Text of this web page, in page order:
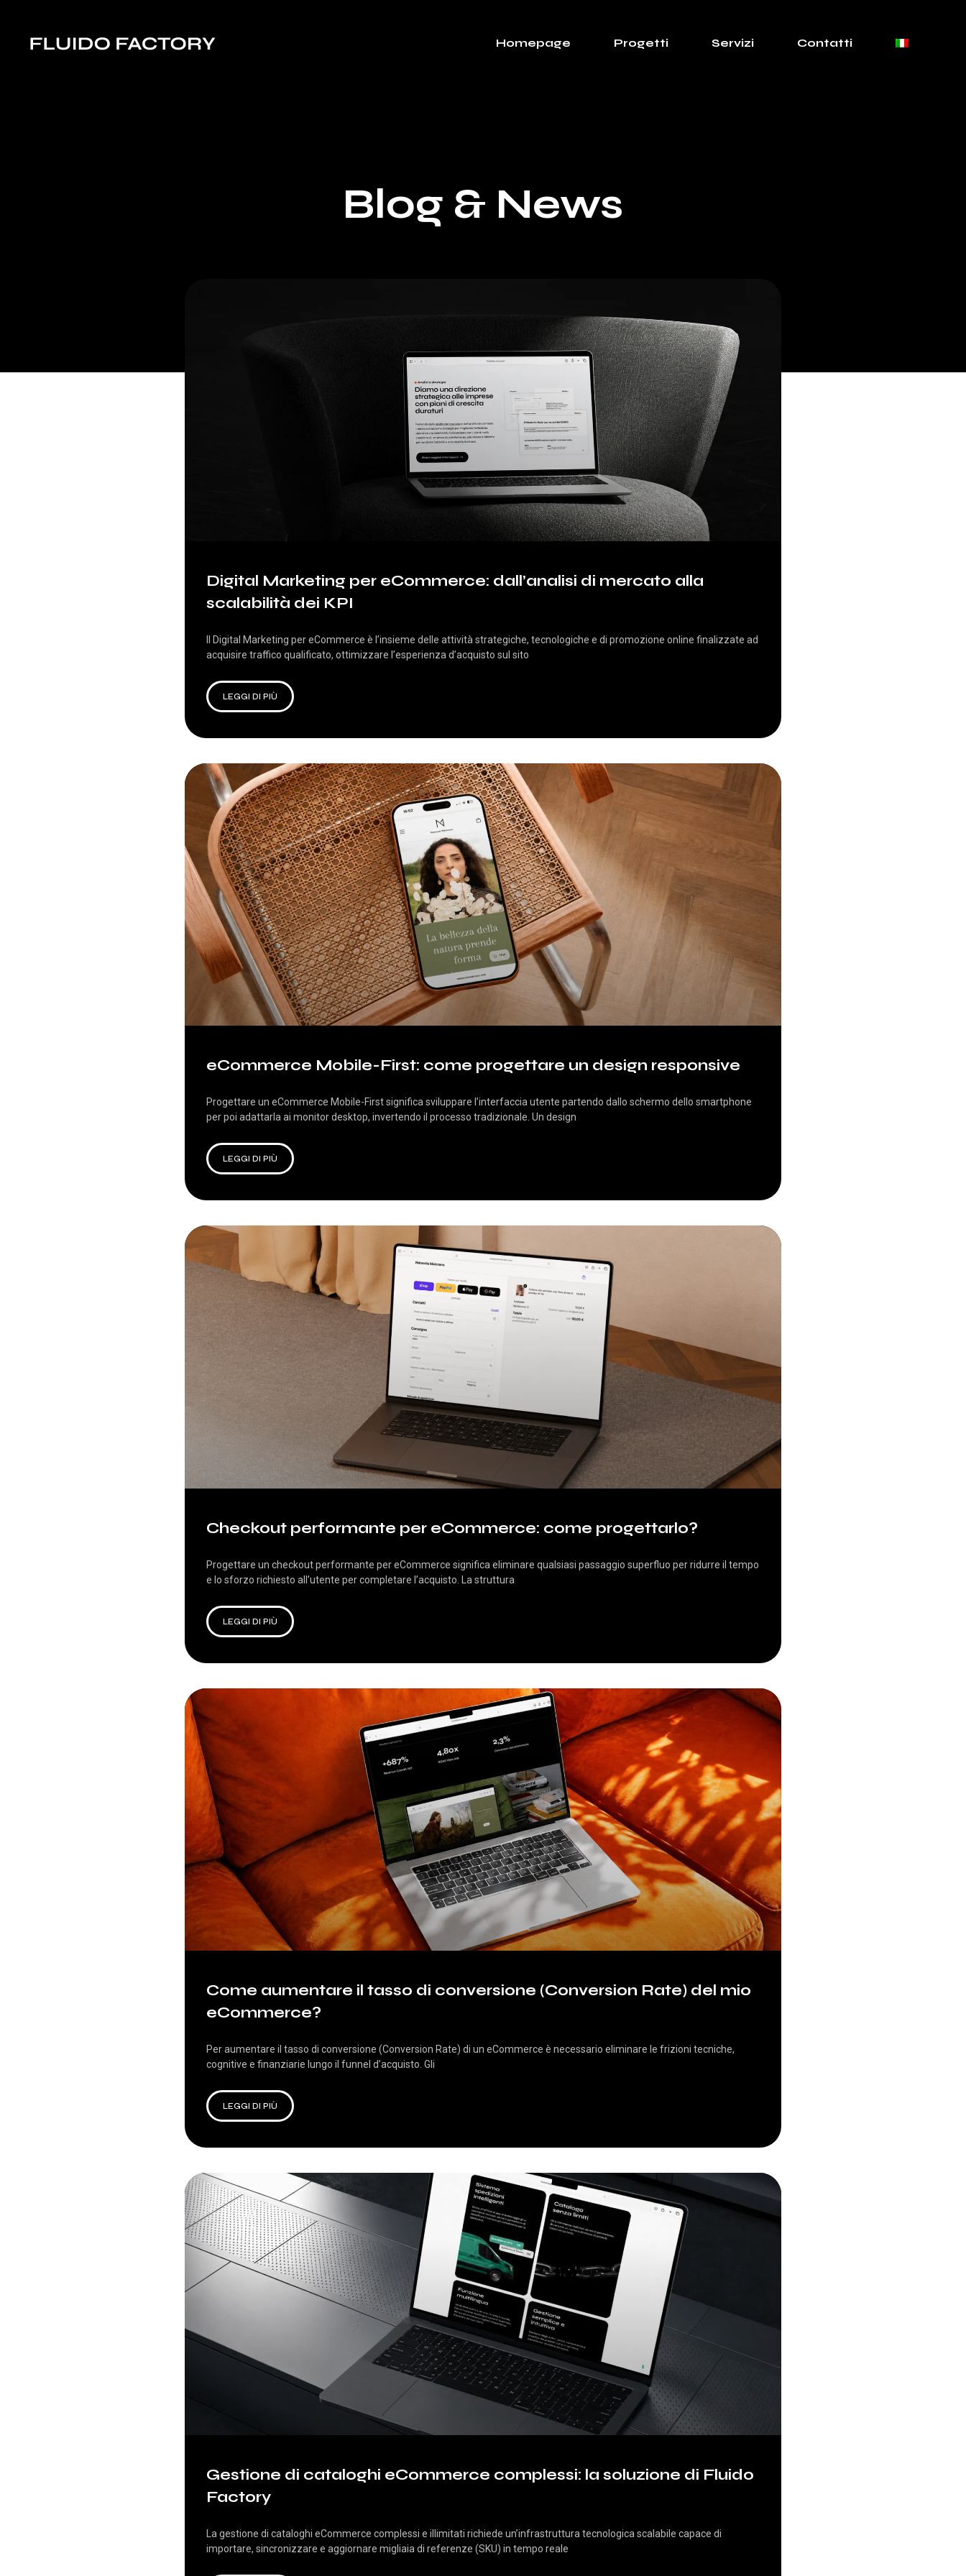
Homepage Progetti Servizi Contatti
Blog & News
Digital Marketing per eCommerce: dall’analisi di mercato alla
scalabilità dei KPI
Il Digital Marketing per eCommerce è l’insieme delle attività strategiche, tecnologiche e di promozione online finalizzate ad
acquisire traffico qualificato, ottimizzare l’esperienza d’acquisto sul sito
LEGGI DI PIÙ
eCommerce Mobile-First: come progettare un design responsive
Progettare un eCommerce Mobile-First significa sviluppare l’interfaccia utente partendo dallo schermo dello smartphone
per poi adattarla ai monitor desktop, invertendo il processo tradizionale. Un design
LEGGI DI PIÙ
Checkout performante per eCommerce: come progettarlo?
Progettare un checkout performante per eCommerce significa eliminare qualsiasi passaggio superfluo per ridurre il tempo
e lo sforzo richiesto all’utente per completare l’acquisto. La struttura
LEGGI DI PIÙ
Come aumentare il tasso di conversione (Conversion Rate) del mio
eCommerce?
Per aumentare il tasso di conversione (Conversion Rate) di un eCommerce è necessario eliminare le frizioni tecniche,
cognitive e finanziarie lungo il funnel d’acquisto. Gli
LEGGI DI PIÙ
Gestione di cataloghi eCommerce complessi: la soluzione di Fluido
Factory
La gestione di cataloghi eCommerce complessi e illimitati richiede un’infrastruttura tecnologica scalabile capace di
importare, sincronizzare e aggiornare migliaia di referenze (SKU) in tempo reale